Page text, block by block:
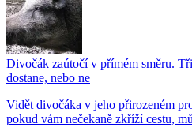
Divočák zaútočí v přímém směru.
dostane, nebo ne
Vidět divočáka v jeho přirozeném
pokud vám nečekaně zkříží cestu,